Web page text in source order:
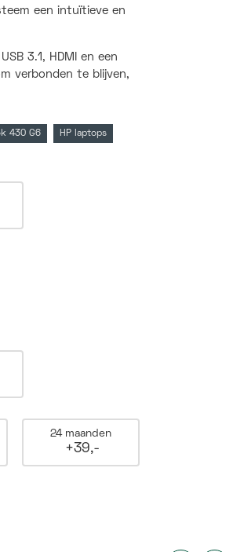
een intuïtieve en
3.1, HDMI en een
verbonden te blijven,
430 G6 HP laptops
24 maanden
+39,-